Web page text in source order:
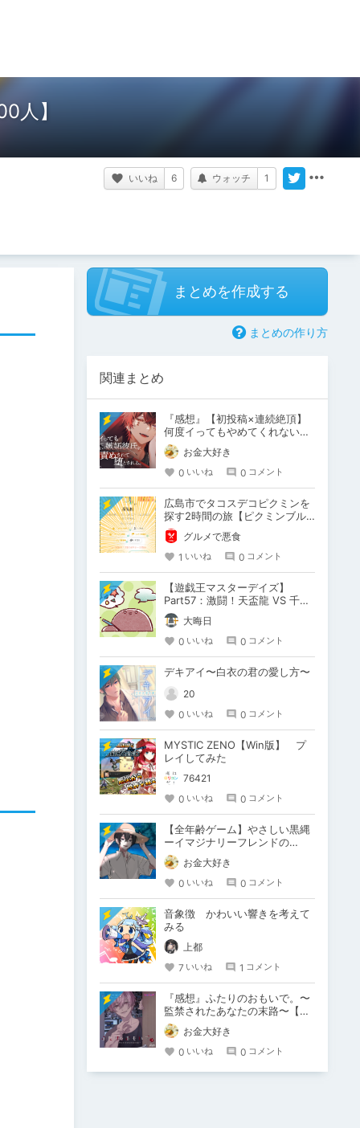
人】
いいね 6 ウォッチ 1
まとめを作成する
まとめの作り方
関連まとめ
『感想』【初投稿×連続絶頂】
何度イってもやめてくれない嫉
妬彼氏に激責めされて堕とされ
る。お金大好き
0 いいね 0 コメント
広島市でタコスデコピクミンを
探す2時間の旅【ピクミンブル
ーム / Pikmin Bloom】
グルメで悪食
1 いいね 0 コメント
【遊戯王マスターデイズ】
Part57：激闘！天盃龍 VS 千年
D【架空デュエル】
大晦日
0 いいね 0 コメント
デキアイ〜白衣の君の愛し方〜
20
0 いいね 0 コメント
MYSTIC ZENO【Win版】 プ
レイしてみた
76421
0 いいね 0 コメント
【全年齢ゲーム】やさしい黒縄
ーイマジナリーフレンドの
「彼」と過ごすおぼんやすみー
お金大好き
0 いいね 0 コメント
音象徴 かわいい響きを考えて
みる
上都
7 いいね 1 コメント
『感想』ふたりのおもいで。〜
監禁されたあなたの末路〜【が
るまに限定特典付き】
お金大好き
0 いいね 0 コメント